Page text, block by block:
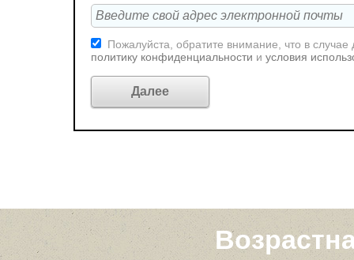
Пожалуйста, обратите внимание, что в
политику конфиденциальности и условия